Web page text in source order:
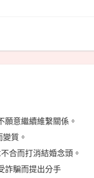
願意繼續維繫關係。
質。
合而打消結婚念頭。
詐騙而提出分手